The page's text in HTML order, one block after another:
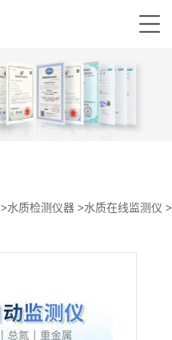
>水质检测仪器 >水质在线监测仪 >